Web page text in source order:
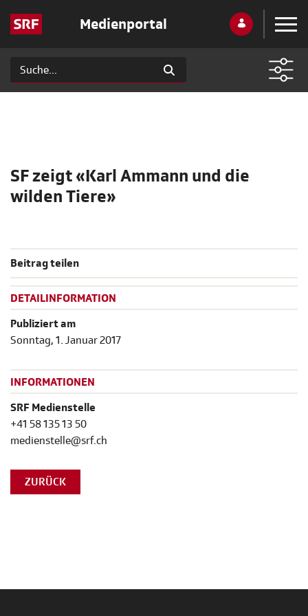
Medienportal
SF zeigt «Karl Ammann und die
wilden Tiere»
Beitrag teilen
DETAILINFORMATION
Publiziert am
Sonntag, 1. Januar 2017
INFORMATIONEN
SRF Medienstelle
+41 58 135 13 50
medienstelle@srf.ch
ZURÜCK